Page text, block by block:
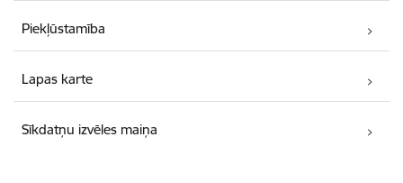
Piekļūstamība
Lapas karte
Sīkdatņu izvēles maiņa